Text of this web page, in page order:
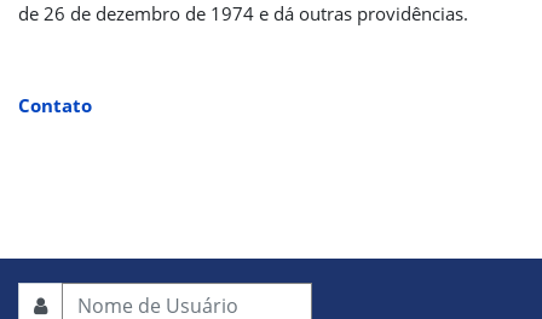
de 26 de dezembro de 1974 e dá outras providências.
Contato